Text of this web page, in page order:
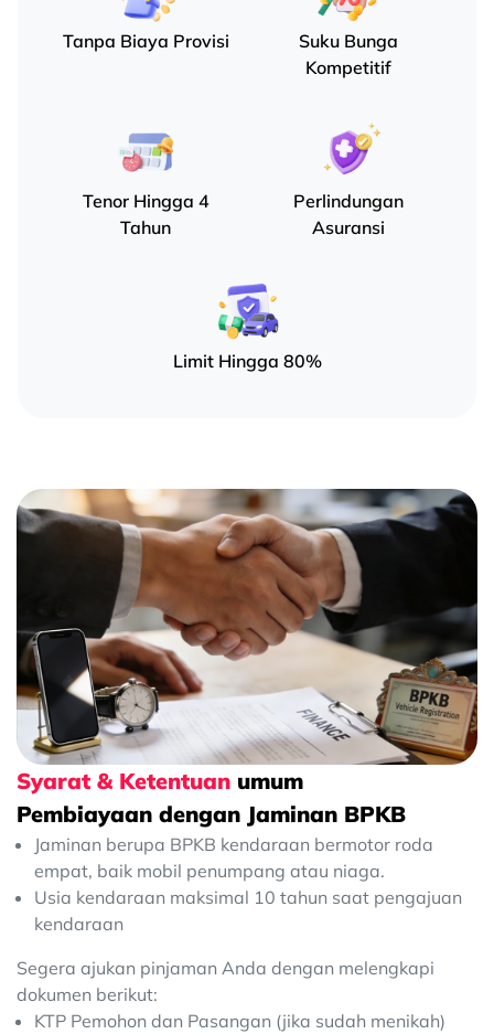
Tanpa Biaya Provisi
Suku Bunga
Kompetitif
Tenor Hingga 4
Tahun
Perlindungan
Asuransi
Limit Hingga 80%
Syarat & Ketentuan umum
Pembiayaan dengan Jaminan BPKB
Jaminan berupa BPKB kendaraan bermotor roda
empat, baik mobil penumpang atau niaga.
Usia kendaraan maksimal 10 tahun saat pengajuan
kendaraan
Segera ajukan pinjaman Anda dengan melengkapi
dokumen berikut:
KTP Pemohon dan Pasangan (jika sudah menikah)